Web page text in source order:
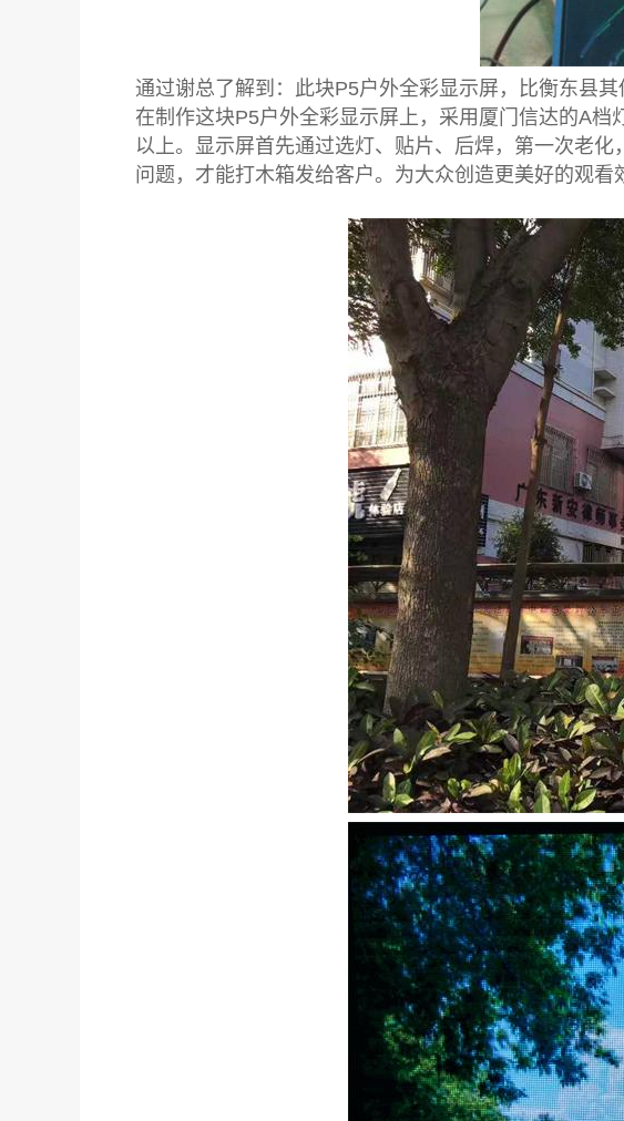
通过谢总了解到：此块P5户外全彩显示屏，比衡东县
在制作这块P5户外全彩显示屏上，采用厦门信达的A
以上。显示屏首先通过选灯、贴片、后焊，第一次老
问题，才能打木箱发给客户。为大众创造更美好的观看